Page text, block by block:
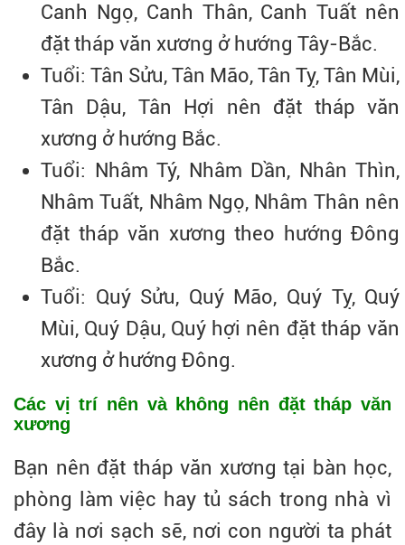
Canh Ngọ, Canh Thân, Canh Tuất nên
đặt tháp văn xương ở hướng Tây-Bắc.
Tuổi: Tân Sửu, Tân Mão, Tân Tỵ, Tân Mùi,
Tân Dậu, Tân Hợi nên đặt tháp văn
xương ở hướng Bắc.
Tuổi: Nhâm Tý, Nhâm Dần, Nhân Thìn,
Nhâm Tuất, Nhâm Ngọ, Nhâm Thân nên
đặt tháp văn xương theo hướng Đông
Bắc.
Tuổi: Quý Sửu, Quý Mão, Quý Tỵ, Quý
Mùi, Quý Dậu, Quý hợi nên đặt tháp văn
xương ở hướng Đông.
Các vị trí nên và không nên đặt tháp văn
xương
Bạn nên đặt tháp văn xương tại bàn học,
phòng làm việc hay tủ sách trong nhà vì
đây là nơi sạch sẽ, nơi con người ta phát